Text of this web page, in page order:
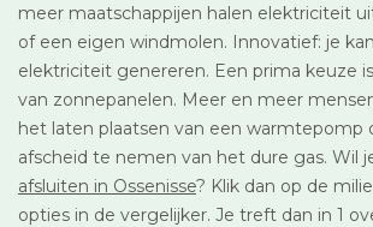
meer maatschappijen halen elektriciteit
of een eigen windmolen. Innovatief: je
elektriciteit genereren. Een prima keuze
van zonnepanelen. Meer en meer
het laten plaatsen van een warmtepomp
afscheid te nemen van het dure gas. Wil
afsluiten in Ossenisse? Klik dan op de
opties in de vergelijker. Je treft dan in 1